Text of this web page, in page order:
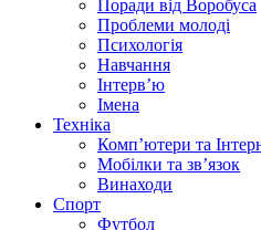
Поради від Воробуса
Проблеми молоді
Психологія
Навчання
Інтерв’ю
Імена
Техніка
Комп’ютери та
Мобілки та зв’язок
Винаходи
Спорт
Футбол